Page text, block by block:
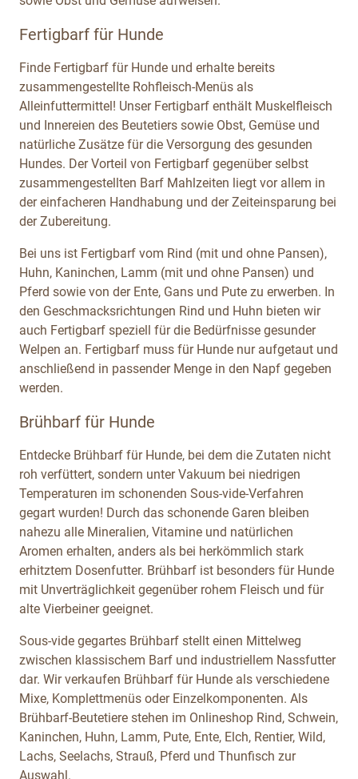
Fertigbarf für Hunde
Finde Fertigbarf für Hunde und erhalte bereits
zusammengestellte Rohfleisch-Menüs als
Alleinfuttermittel! Unser Fertigbarf enthält Muskelfleisch
und Innereien des Beutetiers sowie Obst, Gemüse und
natürliche Zusätze für die Versorgung des gesunden
Hundes. Der Vorteil von Fertigbarf gegenüber selbst
zusammengestellten Barf Mahlzeiten liegt vor allem in
der einfacheren Handhabung und der Zeiteinsparung bei
der Zubereitung.
Bei uns ist Fertigbarf vom Rind (mit und ohne Pansen),
Huhn, Kaninchen, Lamm (mit und ohne Pansen) und
Pferd sowie von der Ente, Gans und Pute zu erwerben. In
den Geschmacksrichtungen Rind und Huhn bieten wir
auch Fertigbarf speziell für die Bedürfnisse gesunder
Welpen an. Fertigbarf muss für Hunde nur aufgetaut und
anschließend in passender Menge in den Napf gegeben
werden.
Brühbarf für Hunde
Entdecke Brühbarf für Hunde, bei dem die Zutaten nicht
roh verfüttert, sondern unter Vakuum bei niedrigen
Temperaturen im schonenden Sous-vide-Verfahren
gegart wurden! Durch das schonende Garen bleiben
nahezu alle Mineralien, Vitamine und natürlichen
Aromen erhalten, anders als bei herkömmlich stark
erhitztem Dosenfutter. Brühbarf ist besonders für Hunde
mit Unverträglichkeit gegenüber rohem Fleisch und für
alte Vierbeiner geeignet.
Sous-vide gegartes Brühbarf stellt einen Mittelweg
zwischen klassischem Barf und industriellem Nassfutter
dar. Wir verkaufen Brühbarf für Hunde als verschiedene
Mixe, Komplettmenüs oder Einzelkomponenten. Als
Brühbarf-Beutetiere stehen im Onlineshop Rind, Schwein,
Kaninchen, Huhn, Lamm, Pute, Ente, Elch, Rentier, Wild,
Lachs, Seelachs, Strauß, Pferd und Thunfisch zur
Auswahl.